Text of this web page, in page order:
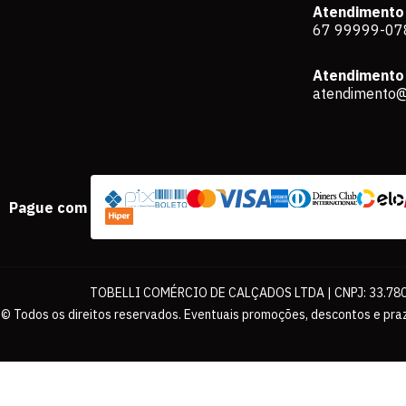
67 99999-
Atendimento
Pague com
TOBELLI COMÉRCIO DE CALÇADOS LTDA | CNPJ:
© Todos os direitos reservados. Eventuais promoções, descontos e